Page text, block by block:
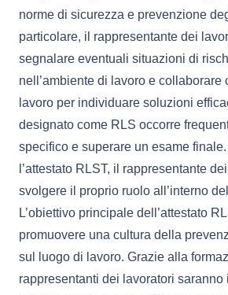
norme di sicurezza e prevenzione
particolare, il rappresentante dei
segnalare eventuali situazioni di
nell’ambiente di lavoro e collaborare
lavoro per individuare soluzioni
designato come RLS occorre
specifico e superare un esame
l’attestato RLST, il rappresentante
svolgere il proprio ruolo all’interno
L’obiettivo principale dell’attestato
promuovere una cultura della
sul luogo di lavoro. Grazie alla
rappresentanti dei lavoratori saranno